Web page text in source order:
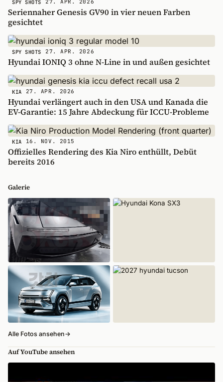
SPY SHOTS 27. APR. 2026
Seriennaher Genesis GV90 in vier neuen Farben
gesichtet
SPY SHOTS 27. APR. 2026
Hyundai IONIQ 3 ohne N-Line in und außen gesichtet
KIA 27. APR. 2026
Hyundai verlängert auch in den USA und Kanada die
EV-Garantie: 15 Jahre Abdeckung für ICCU-Probleme
KIA 16. NOV. 2015
Offizielles Rendering des Kia Niro enthüllt, Debüt
bereits 2016
Galerie
Alle Fotos ansehen→
Auf YouTube ansehen